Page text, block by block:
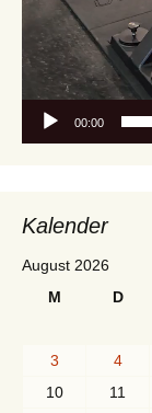
00:00
Kalender
August 2026
M
D
3
4
10
11